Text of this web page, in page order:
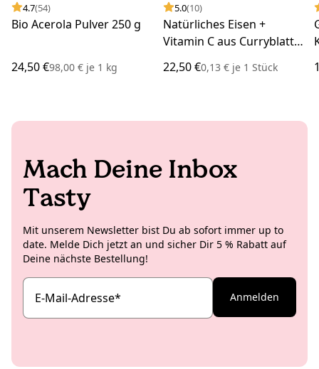
4.7(54)
Bio Acerola Pulver 250 g
24,50 €98,00 € je 1 kg
5.0(10)
Natürliches Eisen +
Vitamin C aus Curryblatt
180 Stück
22,50 €0,13 € je1 Stück
Mach Deine Inbox
Tasty
Mit unserem Newsletter bist Du ab sofort immer up to
date. Melde Dich jetzt an und sicher Dir 5 % Rabatt auf
Deine nächste Bestellung!
E-Mail-Adresse* Anmelden